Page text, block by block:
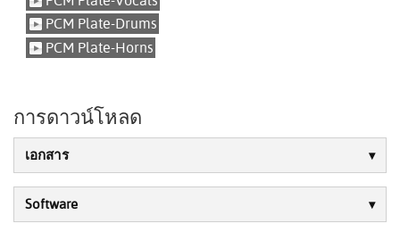
PCM Plate-Drums
PCM Plate-Horns
การดาวน์โหลด
เอกสาร
Software